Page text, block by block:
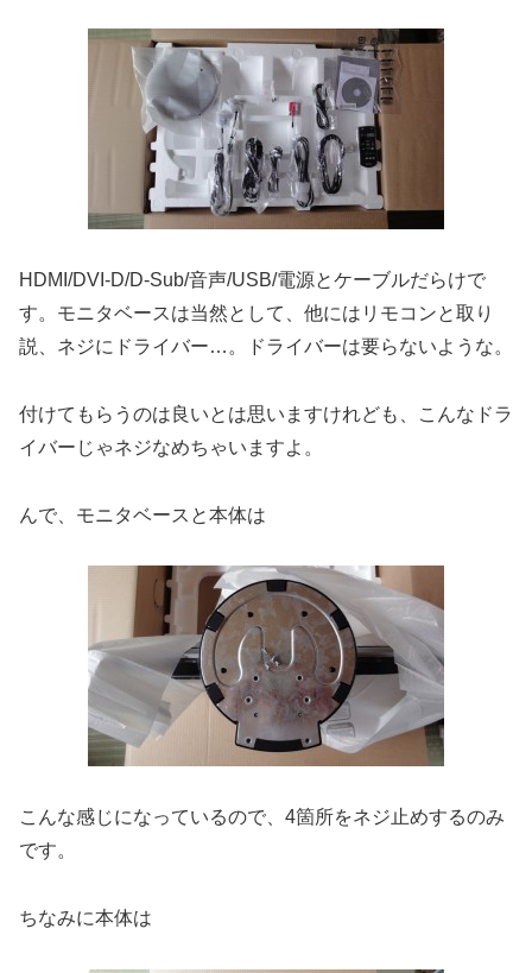
HDMI/DVI-D/D-Sub/音声/USB/電源とケーブルだらけで
す。モニタベースは当然として、他にはリモコンと取り
説、ネジにドライバー…。ドライバーは要らないような。
付けてもらうのは良いとは思いますけれども、こんなドラ
イバーじゃネジなめちゃいますよ。
んで、モニタベースと本体は
こんな感じになっているので、4箇所をネジ止めするのみ
です。
ちなみに本体は